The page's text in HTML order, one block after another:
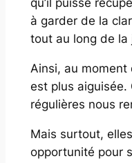
qu’il puisse
à garder de la
tout au long de la
Ainsi, au moment
est plus aiguisée.
régulières nous
Mais surtout,
opportunité pour